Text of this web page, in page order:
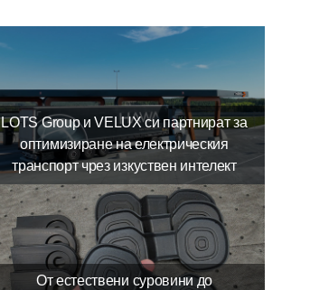
LOTS Group и VELUX си партнират за
оптимизиране на електрическия
транспорт чрез изкуствен интелект
От естествени суровини до